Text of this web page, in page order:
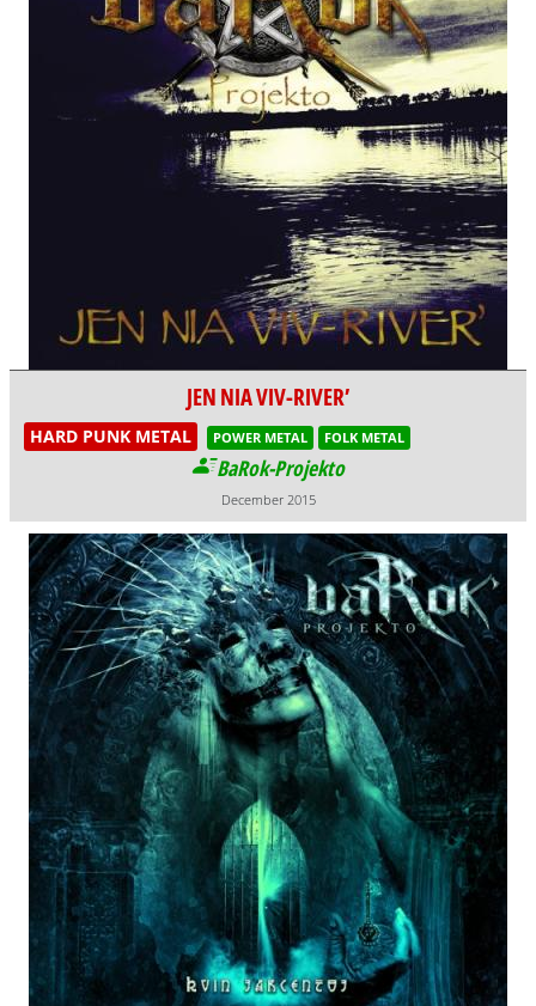
JEN NIA VIV-RIVER’
HARD PUNK METAL POWER METAL FOLK METAL
BaRok-Projekto
December 2015